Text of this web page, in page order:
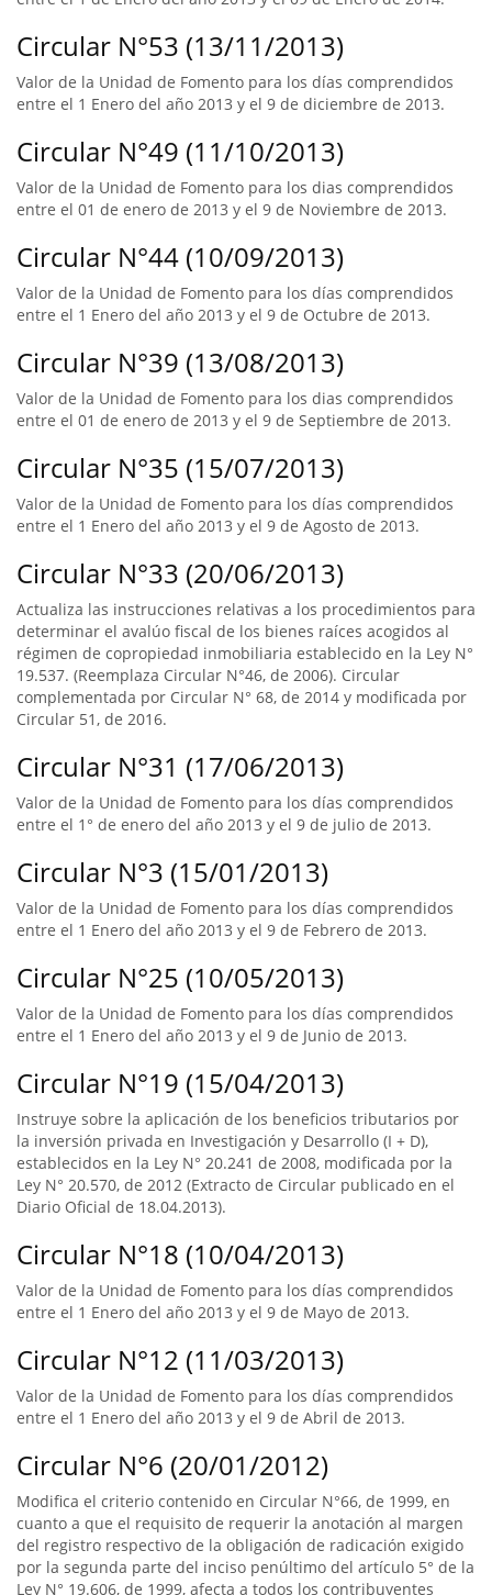
Circular N°53 (13/11/2013)
Valor de la Unidad de Fomento para los días comprendidos
entre el 1 Enero del año 2013 y el 9 de diciembre de 2013.
Circular N°49 (11/10/2013)
Valor de la Unidad de Fomento para los dias comprendidos
entre el 01 de enero de 2013 y el 9 de Noviembre de 2013.
Circular N°44 (10/09/2013)
Valor de la Unidad de Fomento para los días comprendidos
entre el 1 Enero del año 2013 y el 9 de Octubre de 2013.
Circular N°39 (13/08/2013)
Valor de la Unidad de Fomento para los dias comprendidos
entre el 01 de enero de 2013 y el 9 de Septiembre de 2013.
Circular N°35 (15/07/2013)
Valor de la Unidad de Fomento para los días comprendidos
entre el 1 Enero del año 2013 y el 9 de Agosto de 2013.
Circular N°33 (20/06/2013)
Actualiza las instrucciones relativas a los procedimientos para
determinar el avalúo fiscal de los bienes raíces acogidos al
régimen de copropiedad inmobiliaria establecido en la Ley N°
19.537. (Reemplaza Circular N°46, de 2006). Circular
complementada por Circular N° 68, de 2014 y modificada por
Circular 51, de 2016.
Circular N°31 (17/06/2013)
Valor de la Unidad de Fomento para los días comprendidos
entre el 1° de enero del año 2013 y el 9 de julio de 2013.
Circular N°3 (15/01/2013)
Valor de la Unidad de Fomento para los días comprendidos
entre el 1 Enero del año 2013 y el 9 de Febrero de 2013.
Circular N°25 (10/05/2013)
Valor de la Unidad de Fomento para los días comprendidos
entre el 1 Enero del año 2013 y el 9 de Junio de 2013.
Circular N°19 (15/04/2013)
Instruye sobre la aplicación de los beneficios tributarios por
la inversión privada en Investigación y Desarrollo (I + D),
establecidos en la Ley N° 20.241 de 2008, modificada por la
Ley N° 20.570, de 2012 (Extracto de Circular publicado en el
Diario Oficial de 18.04.2013).
Circular N°18 (10/04/2013)
Valor de la Unidad de Fomento para los días comprendidos
entre el 1 Enero del año 2013 y el 9 de Mayo de 2013.
Circular N°12 (11/03/2013)
Valor de la Unidad de Fomento para los días comprendidos
entre el 1 Enero del año 2013 y el 9 de Abril de 2013.
Circular N°6 (20/01/2012)
Modifica el criterio contenido en Circular N°66, de 1999, en
cuanto a que el requisito de requerir la anotación al margen
del registro respectivo de la obligación de radicación exigido
por la segunda parte del inciso penúltimo del artículo 5° de la
Ley N° 19.606, de 1999, afecta a todos los contribuyentes